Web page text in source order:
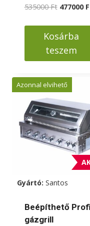
535000Ft Original
was:
535000 Ft.
477000
Kosárba
teszem
Azonnal elvihető
Gyártó: Santos
Beépíthető Profi
gázgrill